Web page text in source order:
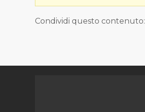
Condividi questo contenuto: